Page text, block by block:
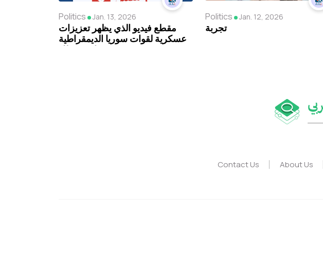
Politics Jan. 13, 2026
مقطع فيديو الذي يظهر تعزيزات
عسكرية لقوات سوريا الديمقراطية
تحتشد في دير حافر مضلل
Politics Jan. 12, 2026
تجربة
Contact Us About Us